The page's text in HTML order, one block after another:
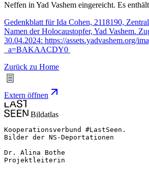
Neffen in Yad Vashem eingereicht. Es
Gedenkblatt für Ida Cohen, 2118190,
Namen der Holocaustopfer, Yad Vashem.
30.04.2024: https://assets.yadvashem.org/
_a=BAKAACDY0
Zurück zu Home
Extern öffnen
Bildatlas
Kooperationsverbund #LastSeen.
Bilder der NS-Deportationen
Dr. Alina Bothe
Projektleiterin